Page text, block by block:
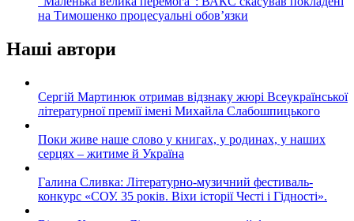
на Тимошенко процесуальні обов’язки
Наші автори
Сергій Мартинюк отримав відзнаку жюрі Всеукраїнської
літературної премії імені Михайла Слабошпицького
Поки живе наше слово у книгах, у родинах, у наших
серцях – житиме й Україна
Галина Сливка: Літературно-музичний фестиваль-
конкурс «СОУ. 35 років. Віхи історії Честі і Гідності».